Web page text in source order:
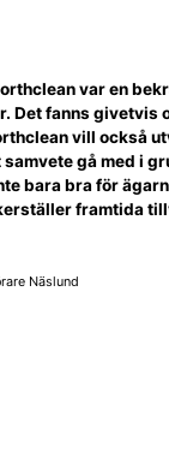
var en
Det fanns givetvis
vill också
gå med i
bara bra för
framtida
Näslund